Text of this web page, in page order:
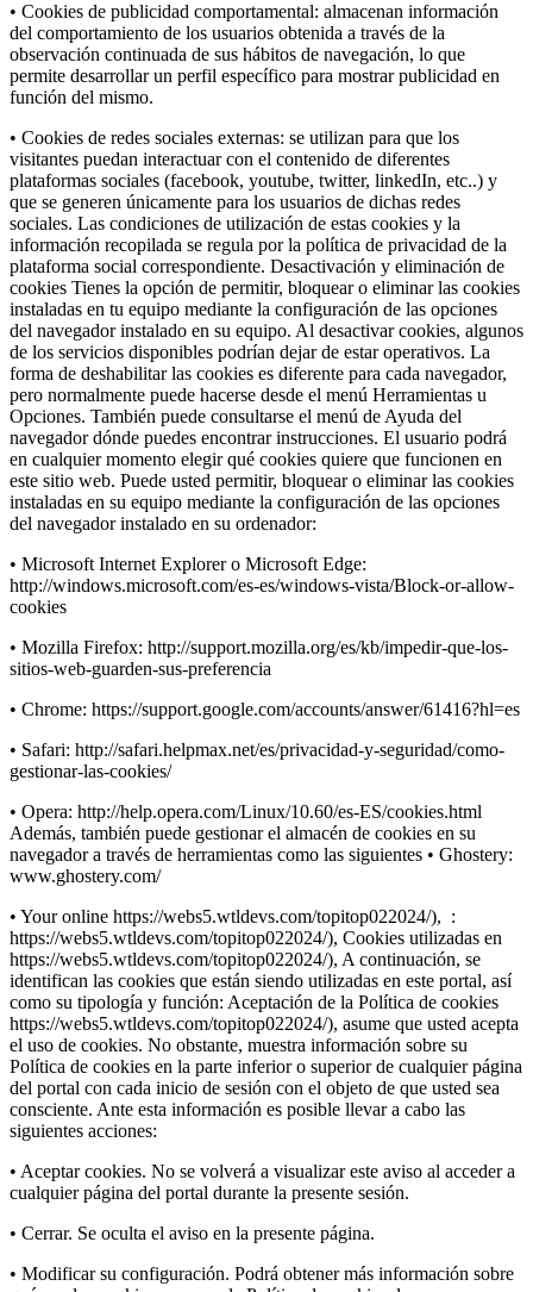
• Cookies de publicidad comportamental: almacenan información
del comportamiento de los usuarios obtenida a través de la
observación continuada de sus hábitos de navegación, lo que
permite desarrollar un perfil específico para mostrar publicidad en
función del mismo.
• Cookies de redes sociales externas: se utilizan para que los
visitantes puedan interactuar con el contenido de diferentes
plataformas sociales (facebook, youtube, twitter, linkedIn, etc..) y
que se generen únicamente para los usuarios de dichas redes
sociales. Las condiciones de utilización de estas cookies y la
información recopilada se regula por la política de privacidad de la
plataforma social correspondiente. Desactivación y eliminación de
cookies Tienes la opción de permitir, bloquear o eliminar las cookies
instaladas en tu equipo mediante la configuración de las opciones
del navegador instalado en su equipo. Al desactivar cookies, algunos
de los servicios disponibles podrían dejar de estar operativos. La
forma de deshabilitar las cookies es diferente para cada navegador,
pero normalmente puede hacerse desde el menú Herramientas u
Opciones. También puede consultarse el menú de Ayuda del
navegador dónde puedes encontrar instrucciones. El usuario podrá
en cualquier momento elegir qué cookies quiere que funcionen en
este sitio web. Puede usted permitir, bloquear o eliminar las cookies
instaladas en su equipo mediante la configuración de las opciones
del navegador instalado en su ordenador:
• Microsoft Internet Explorer o Microsoft Edge:
http://windows.microsoft.com/es-es/windows-vista/Block-or-allow-
cookies
• Mozilla Firefox: http://support.mozilla.org/es/kb/impedir-que-los-
sitios-web-guarden-sus-preferencia
• Chrome: https://support.google.com/accounts/answer/61416?hl=es
• Safari: http://safari.helpmax.net/es/privacidad-y-seguridad/como-
gestionar-las-cookies/
• Opera: http://help.opera.com/Linux/10.60/es-ES/cookies.html
Además, también puede gestionar el almacén de cookies en su
navegador a través de herramientas como las siguientes • Ghostery:
www.ghostery.com/
• Your online https://webs5.wtldevs.com/topitop022024/), :
https://webs5.wtldevs.com/topitop022024/), Cookies utilizadas en
https://webs5.wtldevs.com/topitop022024/), A continuación, se
identifican las cookies que están siendo utilizadas en este portal, así
como su tipología y función: Aceptación de la Política de cookies
https://webs5.wtldevs.com/topitop022024/), asume que usted acepta
el uso de cookies. No obstante, muestra información sobre su
Política de cookies en la parte inferior o superior de cualquier página
del portal con cada inicio de sesión con el objeto de que usted sea
consciente. Ante esta información es posible llevar a cabo las
siguientes acciones:
• Aceptar cookies. No se volverá a visualizar este aviso al acceder a
cualquier página del portal durante la presente sesión.
• Cerrar. Se oculta el aviso en la presente página.
• Modificar su configuración. Podrá obtener más información sobre